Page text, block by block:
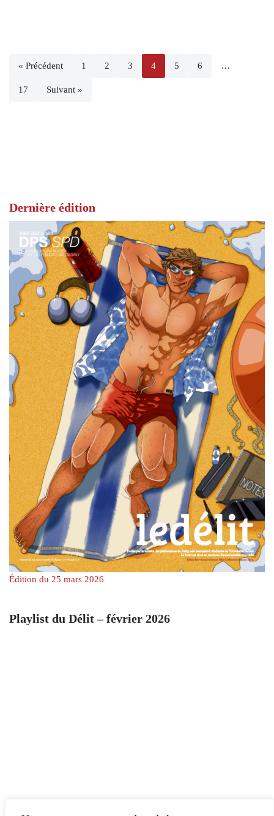
« Précédent 1 2 3 4 5 6 …
17 Suivant »
Dernière édition
Édition du 25 mars 2026
Playlist du Délit – février 2026